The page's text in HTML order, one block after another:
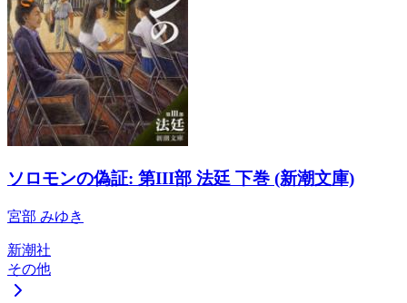
ソロモンの偽証: 第III部 法廷 下巻 (新潮文庫)
宮部 みゆき
新潮社
その他